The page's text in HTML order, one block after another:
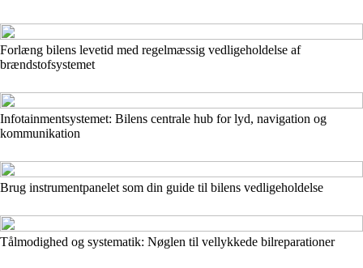
Forlæng bilens levetid med regelmæssig vedligeholdelse af
brændstofsystemet
Infotainmentsystemet: Bilens centrale hub for lyd, navigation og
kommunikation
Brug instrumentpanelet som din guide til bilens vedligeholdelse
Tålmodighed og systematik: Nøglen til vellykkede bilreparationer